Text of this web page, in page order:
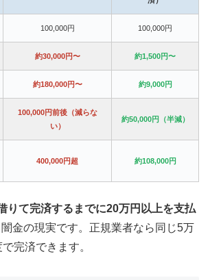
100,000円 100,000円
約30,000円〜 約1,500円〜
約180,000円〜 約9,000円
100,000円前後（減らな
い）
約50,000円（半減）
400,000円超 約108,000円
りて完済するまでに20万円以上を支払
闇金の現実です。正規業者なら同じ5万
完済できます。